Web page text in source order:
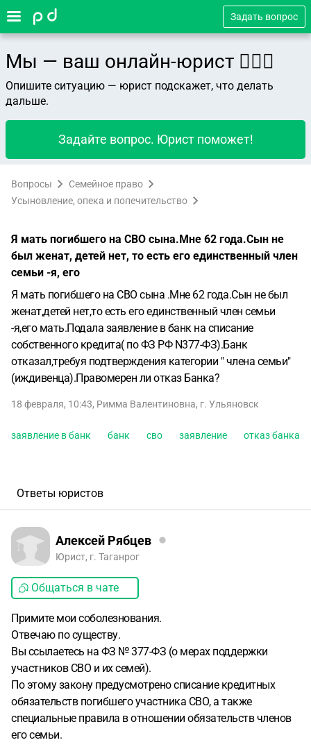
Задать вопрос
Мы — ваш онлайн-юрист 👨🏻‍⚖️
Опишите ситуацию — юрист подскажет, что делать
дальше.
Задайте вопрос. Юрист поможет!
Вопросы
Семейное право
Усыновление, опека и попечительство
Я мать погибшего на СВО сына.Мне 62 года.Сын не
был женат, детей нет, то есть его единственный член
семьи -я, его
Я мать погибшего на СВО сына .Мне 62 года.Сын не был
женат,детей нет,то есть его единственный член семьи
-я,его мать.Подала заявление в банк на списание
собственного кредита( по ФЗ РФ N377-ФЗ).Банк
отказал,требуя подтверждения категории " члена семьи"
(иждивенца).Правомерен ли отказ Банка?
18 февраля, 10:43, Римма Валентиновна, г. Ульяновск
заявление в банк банк сво заявление отказ банка
Ответы юристов
Алексей Рябцев
Юрист, г. Таганрог
Общаться в чате
Примите мои соболезнования.
Отвечаю по существу.
Вы ссылаетесь на ФЗ № 377-ФЗ (о мерах поддержки
участников СВО и их семей).
По этому закону предусмотрено списание кредитных
обязательств погибшего участника СВО, а также
специальные правила в отношении обязательств членов
его семьи.